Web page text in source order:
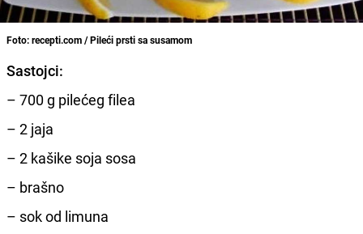
Foto: recepti.com / Pileći prsti sa susamom
Sastojci:
– 700 g pilećeg filea
– 2 jaja
– 2 kašike soja sosa
– brašno
– sok od limuna